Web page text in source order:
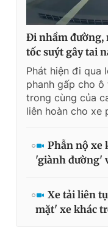
Đi nhầm đường,
tốc suýt gây tai
Phát hiện đi qua
phanh gấp cho
trong cùng của
liên hoàn cho xe
Phẫn nộ xe
'giành đường'
Xe tải liên
mặt' xe khác